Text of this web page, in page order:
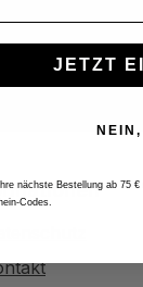
genommen und
*
JETZT
nächste Bestellung ab 75
Codes.